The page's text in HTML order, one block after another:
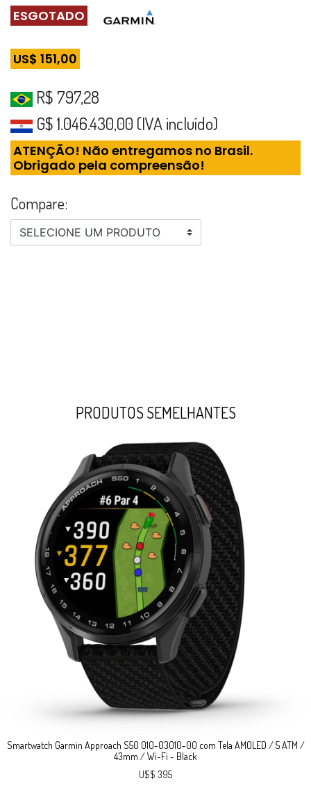
ESGOTADO
US$ 151,00
R$ 797,28
G$ 1.046.430,00 (IVA incluído)
ATENÇÃO! Não entregamos no Brasil.
Obrigado pela compreensão!
Compare:
SELECIONE UM PRODUTO
PRODUTOS SEMELHANTES
Smartwatch Garmin Approach S50 010-03010-00 com Tela AMOLED / 5 ATM /
43mm / Wi-Fi - Black
U$$ 395